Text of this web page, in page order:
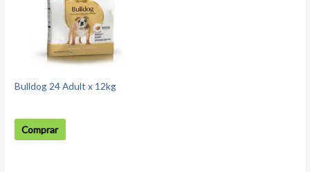
Bulldog 24 Adult x 12kg
Comprar